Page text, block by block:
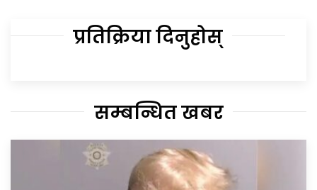
प्रतिक्रिया दिनुहोस्
सम्बन्धित खबर